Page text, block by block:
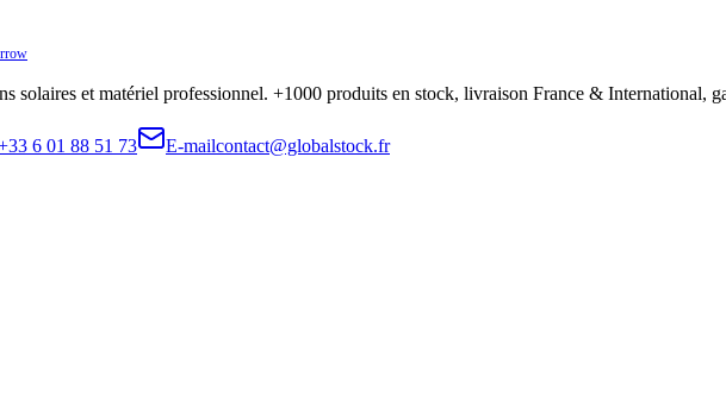
solaires et matériel professionnel. +1000 produits en stock, livraison France & International,
6 01 88 51 73 E-mailcontact@globalstock.fr